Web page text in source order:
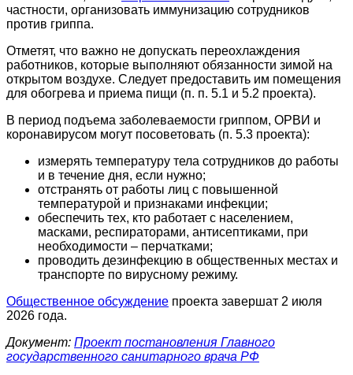
частности, организовать иммунизацию сотрудников
против гриппа.
Отметят, что важно не допускать переохлаждения
работников, которые выполняют обязанности зимой на
открытом воздухе. Следует предоставить им помещения
для обогрева и приема пищи (п. п. 5.1 и 5.2 проекта).
В период подъема заболеваемости гриппом, ОРВИ и
коронавирусом могут посоветовать (п. 5.3 проекта):
измерять температуру тела сотрудников до работы
и в течение дня, если нужно;
отстранять от работы лиц с повышенной
температурой и признаками инфекции;
обеспечить тех, кто работает с населением,
масками, респираторами, антисептиками, при
необходимости – перчатками;
проводить дезинфекцию в общественных местах и
транспорте по вирусному режиму.
Общественное обсуждение проекта завершат 2 июля
2026 года.
Документ: Проект постановления Главного
государственного санитарного врача РФ